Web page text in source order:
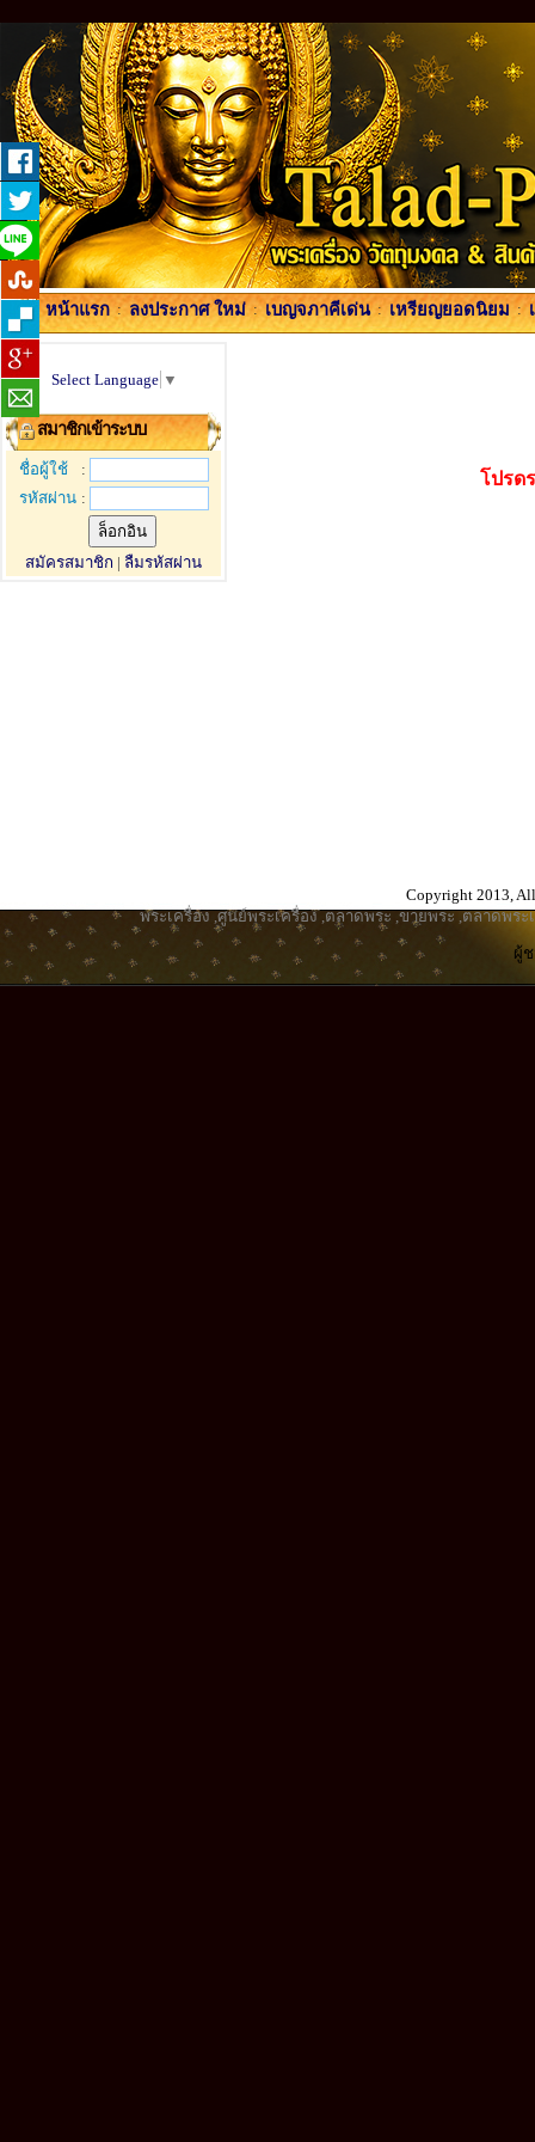
หน้าแรก : ลงประกาศ ใหม่ : เบญจภาคีเด่น : เหรียญยอดนิยม :
Select Language ▼
สมาชิกเข้าระบบ
ชื่อผู้ใช้
:
รหัสผ่าน :
สมัครสมาชิก | ลืมรหัสผ่าน
โปรด
Copyright 2013,
พระเครื่อง ,ศูนย์พระเครื่อง,ตลาดพระ ,ขายพระ ,ตลาดพระ
ผู้